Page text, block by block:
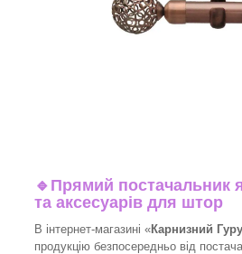
🔹 Прямий постачальник
та аксесуарів для штор
В інтернет-магазині «Карнизний Гуру
продукцію безпосередньо від